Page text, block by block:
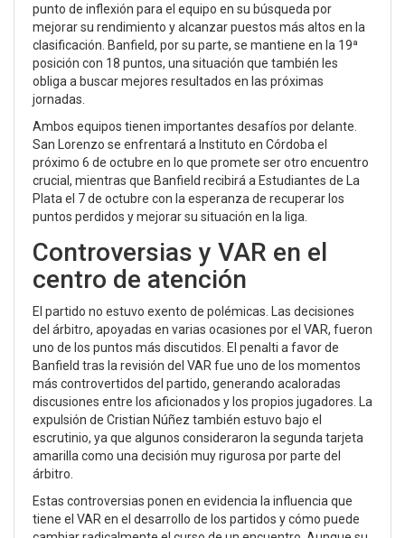
punto de inflexión para el equipo en su búsqueda por
mejorar su rendimiento y alcanzar puestos más altos en la
clasificación. Banfield, por su parte, se mantiene en la 19ª
posición con 18 puntos, una situación que también les
obliga a buscar mejores resultados en las próximas
jornadas.
Ambos equipos tienen importantes desafíos por delante.
San Lorenzo se enfrentará a Instituto en Córdoba el
próximo 6 de octubre en lo que promete ser otro encuentro
crucial, mientras que Banfield recibirá a Estudiantes de La
Plata el 7 de octubre con la esperanza de recuperar los
puntos perdidos y mejorar su situación en la liga.
Controversias y VAR en el
centro de atención
El partido no estuvo exento de polémicas. Las decisiones
del árbitro, apoyadas en varias ocasiones por el VAR, fueron
uno de los puntos más discutidos. El penalti a favor de
Banfield tras la revisión del VAR fue uno de los momentos
más controvertidos del partido, generando acaloradas
discusiones entre los aficionados y los propios jugadores. La
expulsión de Cristian Núñez también estuvo bajo el
escrutinio, ya que algunos consideraron la segunda tarjeta
amarilla como una decisión muy rigurosa por parte del
árbitro.
Estas controversias ponen en evidencia la influencia que
tiene el VAR en el desarrollo de los partidos y cómo puede